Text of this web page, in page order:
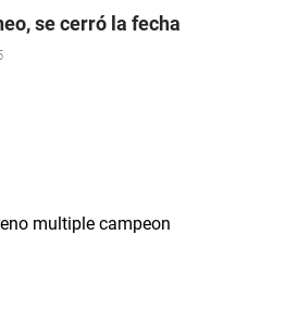
se cerró la fecha